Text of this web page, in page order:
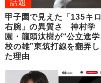
話題
甲子園で見えた「135キロ
右腕」の異質さ 神村学
園・龍頭汰樹が“公立進学
校の雄”東筑打線を翻弄し
た理由